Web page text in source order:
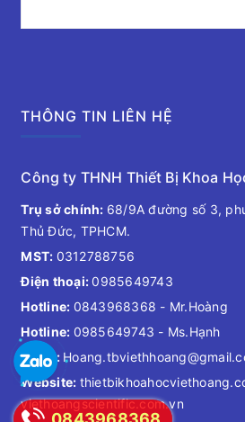
THÔNG TIN LIÊN HỆ
Công ty THNH Thiết Bị Khoa
Trụ sở chính: 68/9A đường số 3,
Thủ Đức, TPHCM.
MST: 0312788756
Điện thoại:0985649743
Hotline: 0843968368 - Mr.Hoàng
Hotline: 0985649743 - Ms.Hạnh
Email:
Website:
viethoangscientific.com.vn